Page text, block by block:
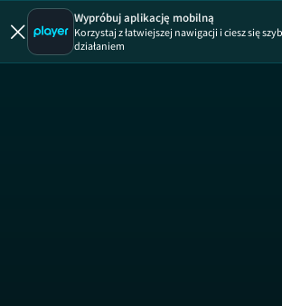
Wypróbuj aplikację mobilną
Korzystaj z łatwiejszej nawigacji i ciesz się
działaniem